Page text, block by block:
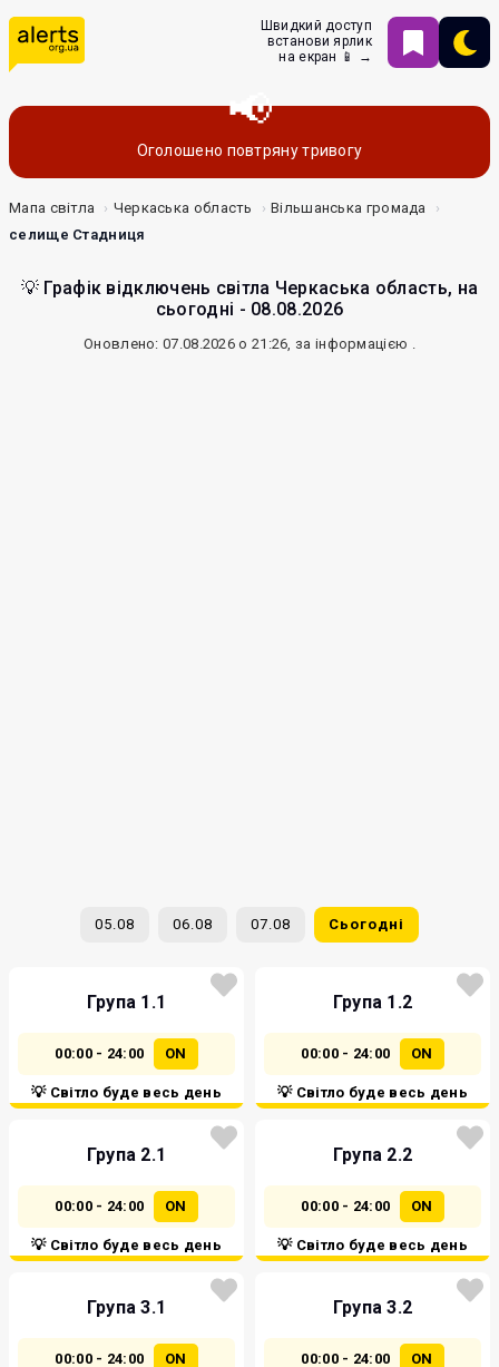
Швидкий доступ
встанови ярлик
на екран 📱 →
Оголошено повтряну тривогу
Мапа світла Черкаська область
Вільшанська громада
селище Стадниця
💡 Графік відключень світла Черкаська область, на
сьогодні - 08.08.2026
Оновлено: 07.08.2026 о 21:26, за інформацією .
05.08 06.08 07.08 Сьогодні
Група 1.1
00:00 - 24:00 ON
💡 Світло буде весь день
Група 1.2
00:00 - 24:00 ON
💡 Світло буде весь день
Група 2.1
00:00 - 24:00 ON
💡 Світло буде весь день
Група 2.2
00:00 - 24:00 ON
💡 Світло буде весь день
Група 3.1
00:00 - 24:00 ON
Група 3.2
00:00 - 24:00 ON